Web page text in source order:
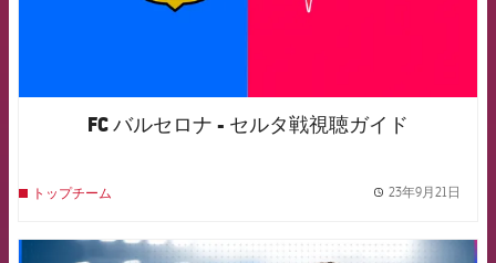
FC バルセロナ - セルタ戦視聴ガイド
トップチーム 23年9月21日
FCB Barcelona badge